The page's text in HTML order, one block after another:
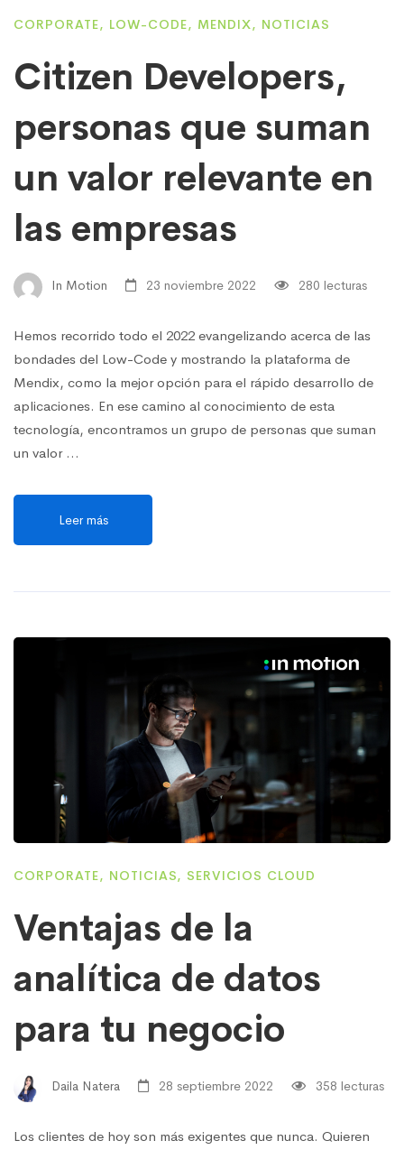
CORPORATE, LOW-CODE, MENDIX, NOTICIAS
Citizen Developers,
personas que suman
un valor relevante en
las empresas
In Motion 23 noviembre 2022 280 lecturas
Hemos recorrido todo el 2022 evangelizando acerca de las
bondades del Low-Code y mostrando la plataforma de
Mendix, como la mejor opción para el rápido desarrollo de
aplicaciones. En ese camino al conocimiento de esta
tecnología, encontramos un grupo de personas que suman
un valor …
Leer más
CORPORATE, NOTICIAS, SERVICIOS CLOUD
Ventajas de la
analítica de datos
para tu negocio
Daila Natera 28 septiembre 2022 358 lecturas
Los clientes de hoy son más exigentes que nunca. Quieren